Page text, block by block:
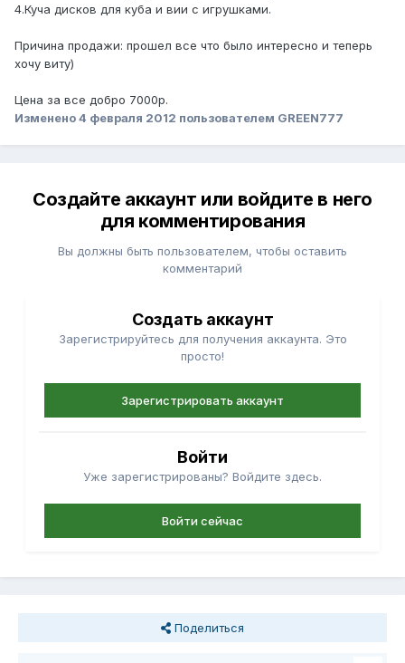
4.Куча дисков для куба и вии с игрушками.
Причина продажи: прошел все что было интересно и теперь
хочу виту)
Цена за все добро 7000р.
Изменено4 февраля 2012 пользователем GREEN777
Создайте аккаунт или войдите в него
для комментирования
Вы должны быть пользователем, чтобы оставить
комментарий
Создать аккаунт
Зарегистрируйтесь для получения аккаунта. Это
просто!
Зарегистрировать аккаунт
Войти
Уже зарегистрированы? Войдите здесь.
Войти сейчас
Поделиться